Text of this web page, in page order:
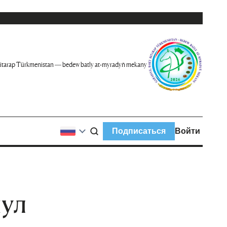
Türkmenistan — bedew batly at-myradyň mekany
Подписаться Войти